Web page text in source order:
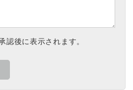
認後に表示されます。